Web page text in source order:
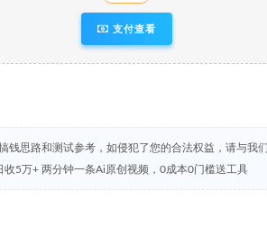
支付查看
钱思路和测试参考，如侵犯了您的合法权益，请与我
收5万+ 两分钟一条Ai原创视频，0成本0门槛送工具